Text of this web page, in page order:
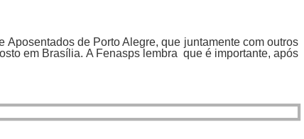
de Porto Alegre, que juntamente com outros
em Brasília. A Fenasps lembra que é importante, após